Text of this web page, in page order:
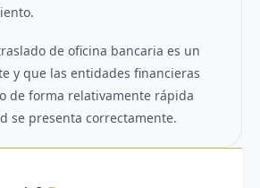
de oficina bancaria es un
y que las entidades financieras
de forma relativamente rápida
se presenta correctamente.